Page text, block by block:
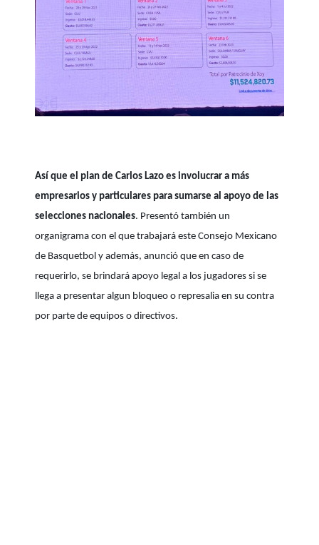
Así que el plan de Carlos Lazo es involucrar a más
empresarios y particulares para sumarse al apoyo de las
selecciones nacionales. Presentó también un
organigrama con el que trabajará este Consejo Mexicano
de Basquetbol y además, anunció que en caso de
requerirlo, se brindará apoyo legal a los jugadores si se
llega a presentar algun bloqueo o represalia en su contra
por parte de equipos o directivos.